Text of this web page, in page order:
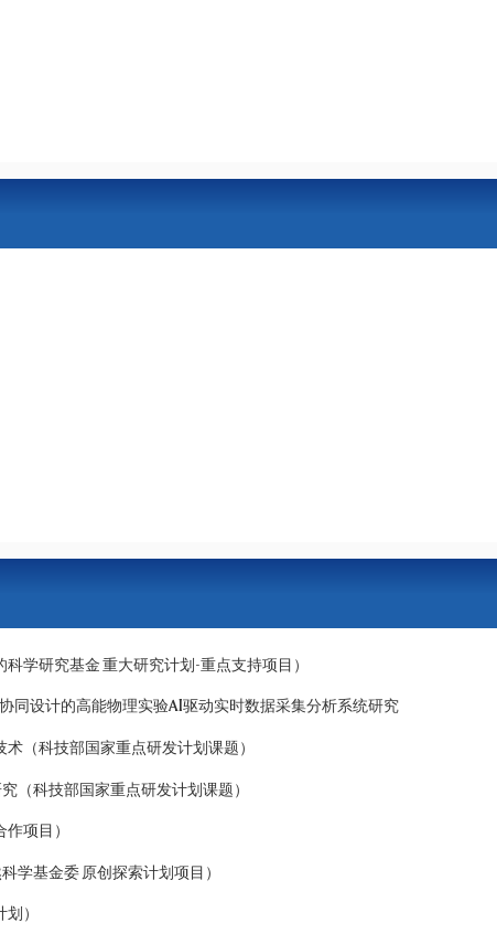
学研究基金 重大研究计划-重点支持项目）
同设计的高能物理实验AI驱动实时数据采集分析系统研究
（科技部国家重点研发计划课题）
（科技部国家重点研发计划课题）
项目）
学基金委 原创探索计划项目）
）